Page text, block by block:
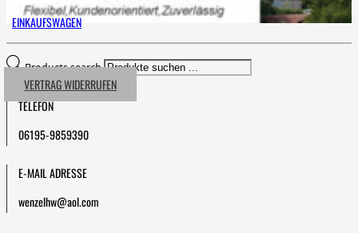
EINKAUFSWAGEN
VERTRAG WIDERRUFEN
Products search
TELEFON
06195-9859390
E-MAIL ADRESSE
wenzelhw@aol.com